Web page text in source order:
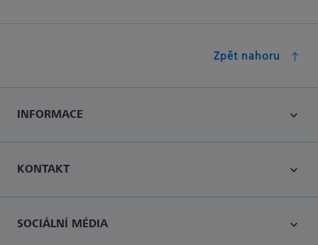
Zpět nahoru
INFORMACE
KONTAKT
SOCIÁLNÍ MÉDIA